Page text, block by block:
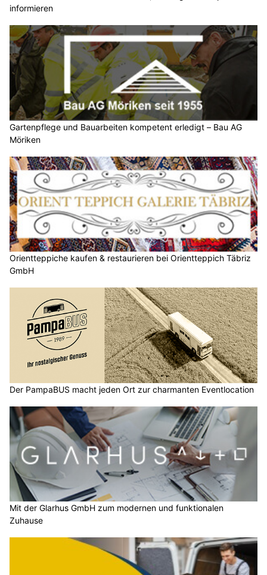
informieren
Gartenpflege und Bauarbeiten kompetent erledigt – Bau AG
Möriken
Orientteppiche kaufen & restaurieren bei Orientteppich Täbriz
GmbH
Der PampaBUS macht jeden Ort zur charmanten Eventlocation
Mit der Glarhus GmbH zum modernen und funktionalen
Zuhause